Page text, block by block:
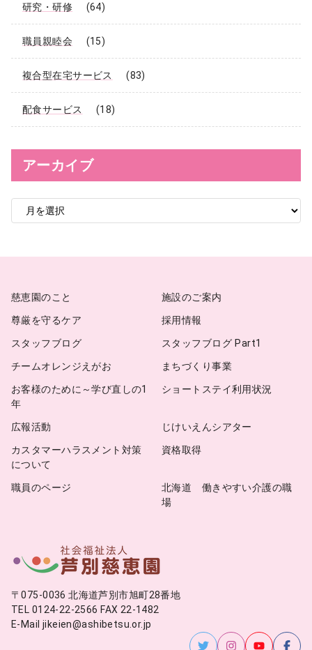
研究・研修 (64)
職員親睦会 (15)
複合型在宅サービス (83)
配食サービス (18)
アーカイブ
ア
カ
慈恵園のこと
施設のご案内
尊厳を守るケア
採用情報
スタッフブログ
スタッフブログ Part1
チームオレンジえがお
まちづくり事業
お客様のために～学び直しの1
年
ショートステイ利用状況
広報活動
じけいえんシアター
カスタマーハラスメント対策
について
資格取得
職員のページ
北海道 働きやすい介護の職
場
〒075-0036 北海道芦別市旭町28番地
TEL 0124-22-2566 FAX 22-1482
E-Mail jikeien@ashibetsu.or.jp